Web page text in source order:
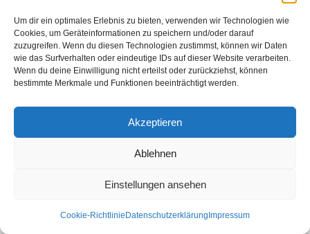
Um dir ein optimales Erlebnis zu bieten, verwenden wir Technologien wie
Cookies, um Geräteinformationen zu speichern und/oder darauf
zuzugreifen. Wenn du diesen Technologien zustimmst, können wir Daten
wie das Surfverhalten oder eindeutige IDs auf dieser Website verarbeiten.
Wenn du deine Einwilligung nicht erteilst oder zurückziehst, können
bestimmte Merkmale und Funktionen beeinträchtigt werden.
Akzeptieren
Ablehnen
Einstellungen ansehen
Cookie-Richtlinie Datenschutzerklärung Impressum
Kontakt Datenschutzerklärung
Impressum